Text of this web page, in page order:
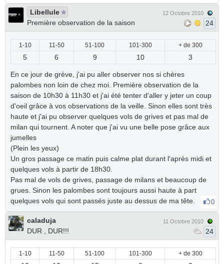
Libellule
Première observation de la saison
12 Octobre 2010
24
1-10 11-50 51-100 101-300 + de 300
5 6 9 10 3
En ce jour de grève, j'ai pu aller observer nos si chères
palombes non loin de chez moi. Première observation de la
saison de 10h30 à 11h30 et j'ai été tenter d'aller y jeter un coup
d'oeil grâce à vos observations de la veille. Sinon elles sont très
haute et j'ai pu observer quelques vols de grives et pas mal de
milan qui tournent. A noter que j'ai vu une belle pose grâce aux
jumelles
(Plein les yeux)
Un gros passage ce matin puis calme plat durant l'après midi et
quelques vols à partir de 18h30.
Pas mal de vols de grives, passage de milans et beaucoup de
grues. Sinon les palombes sont toujours aussi haute à part
quelques vols qui sont passés juste au dessus de ma tête.
0
caladuja
DUR , DUR!!!
11 Octobre 2010
24
1-10 11-50 51-100 101-300 + de 300